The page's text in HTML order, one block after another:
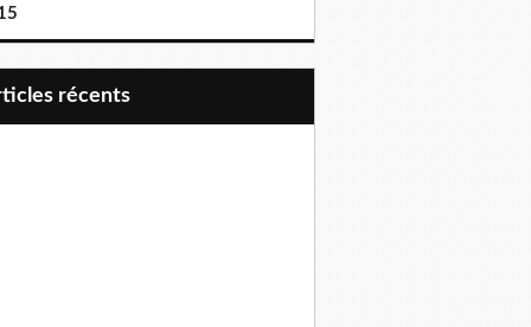
récents